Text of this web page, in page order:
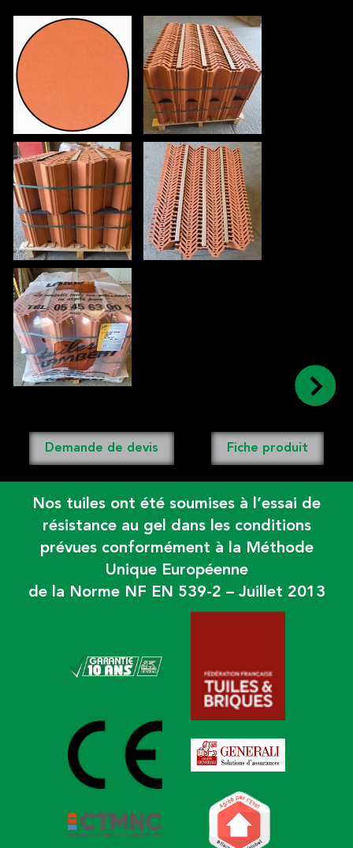
Demande de devis Fiche produit
Nos tuiles ont été soumises à l’essai de
résistance au gel dans les conditions
prévues conformément à la Méthode
Unique Européenne
de la Norme NF EN 539-2 – Juillet 2013